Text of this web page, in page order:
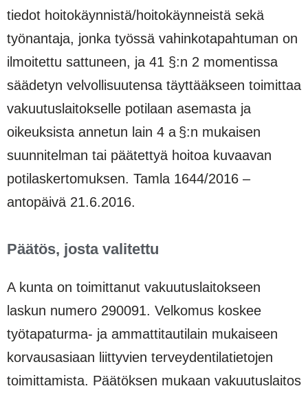
tiedot hoitokäynnistä/hoitokäynneistä sekä
työnantaja, jonka työssä vahinkotapahtuman on
ilmoitettu sattuneen, ja 41 §:n 2 momentissa
säädetyn velvollisuutensa täyttääkseen toimittaa
vakuutuslaitokselle potilaan asemasta ja
oikeuksista annetun lain 4 a §:n mukaisen
suunnitelman tai päätettyä hoitoa kuvaavan
potilaskertomuksen. Tamla 1644/2016 –
antopäivä 21.6.2016.
Päätös, josta valitettu
A kunta on toimittanut vakuutuslaitokseen
laskun numero 290091. Velkomus koskee
työtapaturma- ja ammattitautilain mukaiseen
korvausasiaan liittyvien terveydentilatietojen
toimittamista. Päätöksen mukaan vakuutuslaitos